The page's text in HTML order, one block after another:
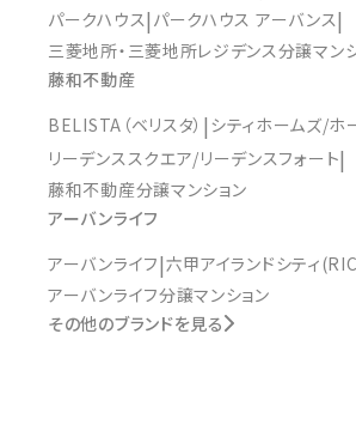
パークハウス パークハウス アーバンス
三菱地所・三菱地所レジデンス分譲マン
藤和不動産
BELISTA（ベリスタ） シティホームズ/ホ
リーデンススクエア/リーデンスフォート
藤和不動産分譲マンション
アーバンライフ
アーバンライフ 六甲アイランドシティ
アーバンライフ分譲マンション
その他のブランドを見る